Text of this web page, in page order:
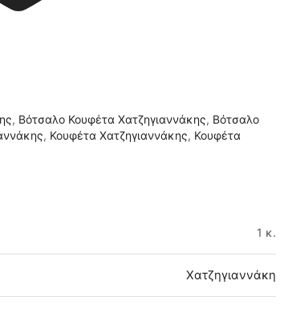
, Βότσαλο Κουφέτα Χατζηγιαννάκης, Βότσαλο
, Κουφέτα Χατζηγιαννάκης, Κουφέτα
1 κ.
Χατζηγιαννάκη